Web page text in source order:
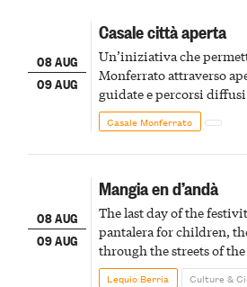
08 AUG
09 AUG
Casale città aperta
Un’iniziativa che
Monferrato attraverso
guidate e percorsi
Casale Monferrato
08 AUG
09 AUG
Mangia en d’andà
The last day of the
pantalera for children,
through the streets of
fireworks finale
Lequio Berria Culture &